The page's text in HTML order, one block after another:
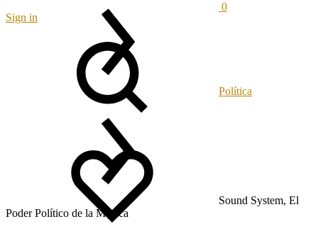
Sign in
0
Política
Sound System, El
Poder Político de la Música